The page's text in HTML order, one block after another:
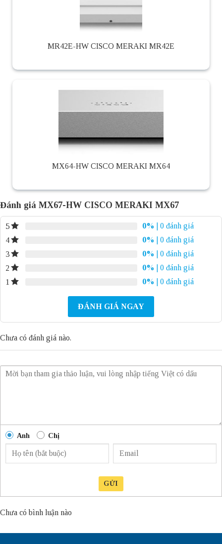
MR42E-HW CISCO MERAKI MR42E
MX64-HW CISCO MERAKI MX64
Đánh giá MX67-HW CISCO MERAKI MX67
5 0%
| 0 đánh giá
4
0%
| 0 đánh giá
3
0%
| 0 đánh giá
2
0%
| 0 đánh giá
1
0% | 0 đánh giá
ĐÁNH GIÁ NGAY
Chưa có đánh giá nào.
Anh Chị
GỬI
Chưa có bình luận nào